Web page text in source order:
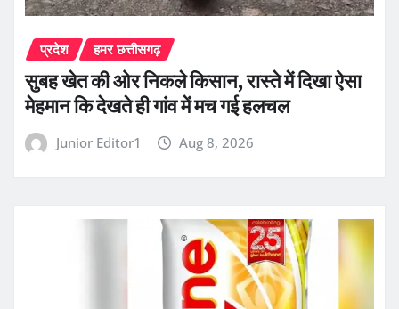
प्रदेश हमर छत्तीसगढ़
सुबह खेत की ओर निकले किसान, रास्ते में दिखा ऐसा
मेहमान कि देखते ही गांव में मच गई हलचल
Junior Editor1 Aug 8, 2026